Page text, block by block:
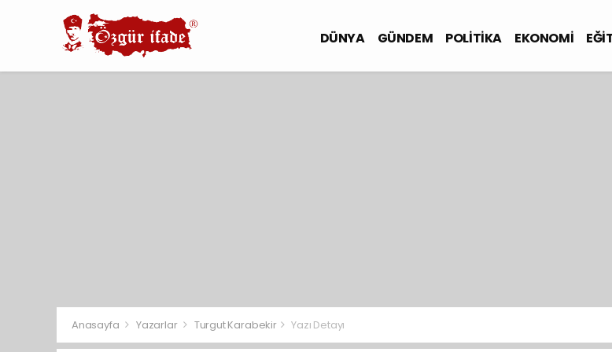
DÜNYA GÜNDEM POLİTİKA EKONOMİ
Anasayfa Yazarlar Turgut Karabekir Yazı Detayı